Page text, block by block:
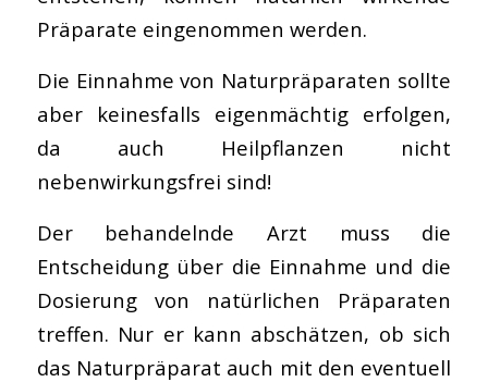
Präparate eingenommen werden.
Die Einnahme von Naturpräparaten sollte
aber keinesfalls eigenmächtig erfolgen,
da auch Heilpflanzen nicht
nebenwirkungsfrei sind!
Der behandelnde Arzt muss die
Entscheidung über die Einnahme und die
Dosierung von natürlichen Präparaten
treffen. Nur er kann abschätzen, ob sich
das Naturpräparat auch mit den eventuell